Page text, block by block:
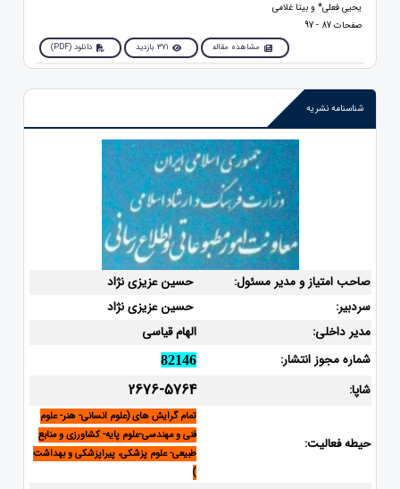
یحیی فعلی* و بیتا غلامی
صفحات 87 - 97
مشاهده مقاله 371 بازدید دانلود (PDF)
شناسنامه نشریه
صاحب امتیاز و مدیر مسئول:
حسین عزیزی نژاد
سردبیر:
حسین عزیزی نژاد
مدیر داخلی:
الهام قیاسی
شماره مجوز انتشار:
82146
شاپا: 2676-5764
حیطه فعالیت:
تمام گرایش های (علوم انسانی- هنر- علوم
فنی و مهندسی-علوم پایه- کشاورزی و منابع
طبیعی- علوم پزشکی، پیراپزشکی و بهداشت
)